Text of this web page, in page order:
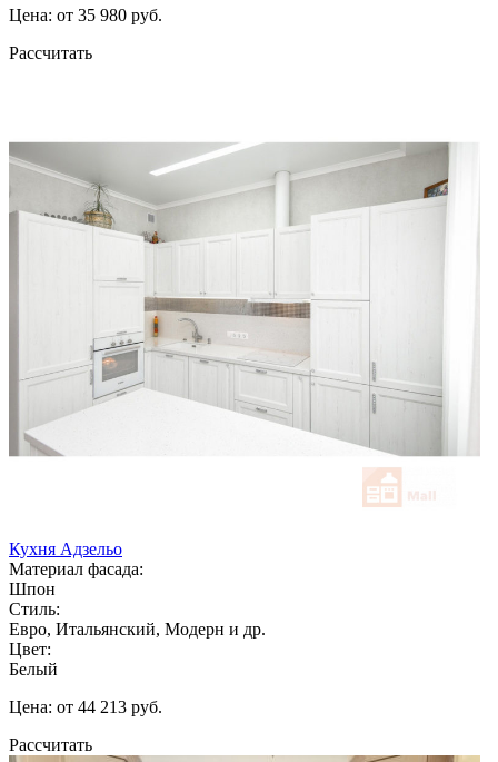
Цена: от 35 980 руб.
Рассчитать
Кухня Адзельо
Материал фасада:
Шпон
Стиль:
Евро, Итальянский, Модерн и др.
Цвет:
Белый
Цена: от 44 213 руб.
Рассчитать